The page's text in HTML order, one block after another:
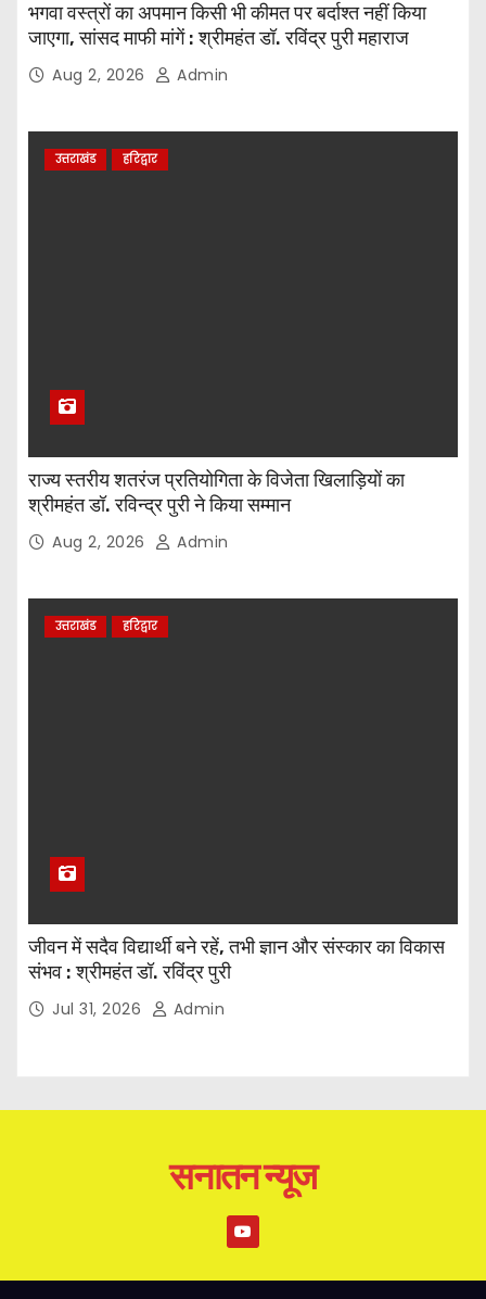
भगवा वस्त्रों का अपमान किसी भी कीमत पर बर्दाश्त नहीं किया
जाएगा, सांसद माफी मांगें : श्रीमहंत डॉ. रविंद्र पुरी महाराज
Aug 2, 2026 Admin
उत्तराखंड हरिद्वार
राज्य स्तरीय शतरंज प्रतियोगिता के विजेता खिलाड़ियों का
श्रीमहंत डॉ. रविन्द्र पुरी ने किया सम्मान
Aug 2, 2026 Admin
उत्तराखंड हरिद्वार
जीवन में सदैव विद्यार्थी बने रहें, तभी ज्ञान और संस्कार का विकास
संभव : श्रीमहंत डॉ. रविंद्र पुरी
Jul 31, 2026 Admin
सनातन न्यूज